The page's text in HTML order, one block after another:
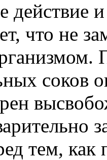
действие
что не
соков
тем, как